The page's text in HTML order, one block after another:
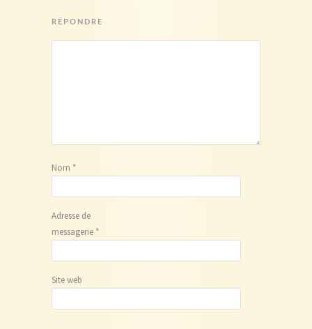
RÉPONDRE
Nom *
Adresse de
messagerie *
Site web